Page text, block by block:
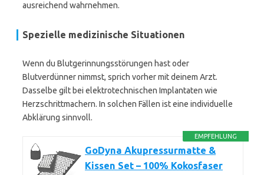
ausreichend wahrnehmen.
Spezielle medizinische Situationen
Wenn du Blutgerinnungsstörungen hast oder
Blutverdünner nimmst, sprich vorher mit deinem Arzt.
Dasselbe gilt bei elektrotechnischen Implantaten wie
Herzschrittmachern. In solchen Fällen ist eine individuelle
Abklärung sinnvoll.
EMPFEHLUNG
GoDyna Akupressurmatte &
Kissen Set – 100% Kokosfaser